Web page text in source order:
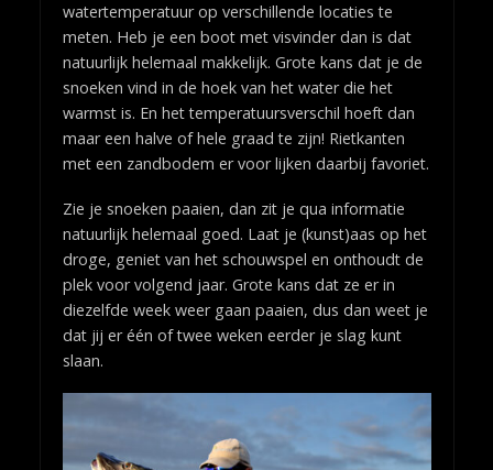
watertemperatuur op verschillende locaties te
meten. Heb je een boot met visvinder dan is dat
natuurlijk helemaal makkelijk. Grote kans dat je de
snoeken vind in de hoek van het water die het
warmst is. En het temperatuursverschil hoeft dan
maar een halve of hele graad te zijn! Rietkanten
met een zandbodem er voor lijken daarbij favoriet.
Zie je snoeken paaien, dan zit je qua informatie
natuurlijk helemaal goed. Laat je (kunst)aas op het
droge, geniet van het schouwspel en onthoudt de
plek voor volgend jaar. Grote kans dat ze er in
diezelfde week weer gaan paaien, dus dan weet je
dat jij er één of twee weken eerder je slag kunt
slaan.